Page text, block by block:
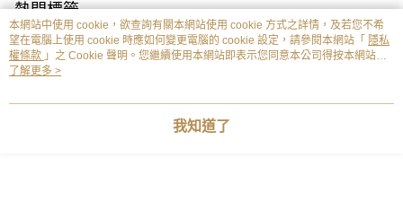
熱門標籤
本網站中使用 cookie，欲查詢有關本網站使用 cookie 方式之詳情，及若您不希
望在電腦上使用 cookie 時應如何變更電腦的 cookie 設定，請參閱本網站「 隱私
權條款 」之 Cookie 聲明。您繼續使用本網站即表示您同意本公司得按本網站使
用條款之 Cookie 聲明使用 cookie。
了解更多 >
我知道了